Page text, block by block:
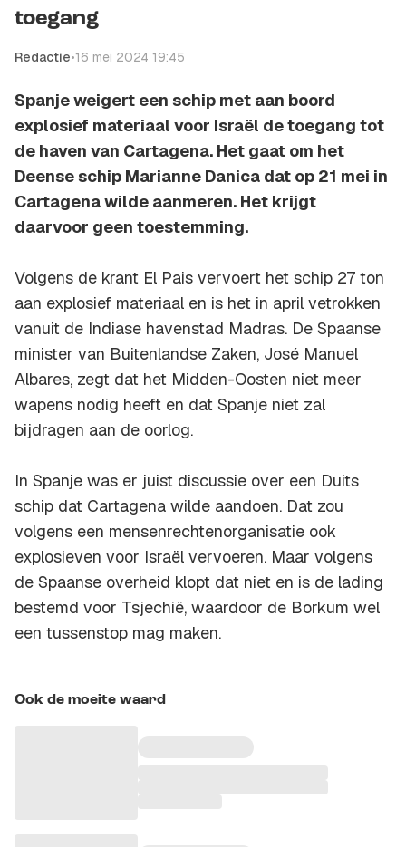
toegang
Redactie•16 mei 2024 19:45
Spanje weigert een schip met aan boord
explosief materiaal voor Israël de toegang tot
de haven van Cartagena. Het gaat om het
Deense schip Marianne Danica dat op 21 mei in
Cartagena wilde aanmeren. Het krijgt
daarvoor geen toestemming.
Volgens de krant El Pais vervoert het schip 27 ton
aan explosief materiaal en is het in april vetrokken
vanuit de Indiase havenstad Madras. De Spaanse
minister van Buitenlandse Zaken, José Manuel
Albares, zegt dat het Midden-Oosten niet meer
wapens nodig heeft en dat Spanje niet zal
bijdragen aan de oorlog.
In Spanje was er juist discussie over een Duits
schip dat Cartagena wilde aandoen. Dat zou
volgens een mensenrechtenorganisatie ook
explosieven voor Israël vervoeren. Maar volgens
de Spaanse overheid klopt dat niet en is de lading
bestemd voor Tsjechië, waardoor de Borkum wel
een tussenstop mag maken.
Ook de moeite waard